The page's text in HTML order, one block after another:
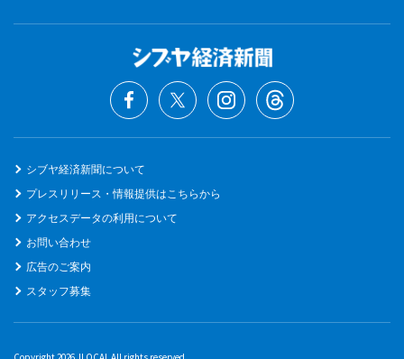
シブヤ経済新聞について
プレスリリース・情報提供はこちらから
アクセスデータの利用について
お問い合わせ
広告のご案内
スタッフ募集